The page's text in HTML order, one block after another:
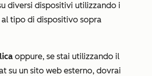
diversi dispositivi utilizzando i
tipo di dispositivo sopra
oppure, se stai utilizzando il
su un sito web esterno, dovrai